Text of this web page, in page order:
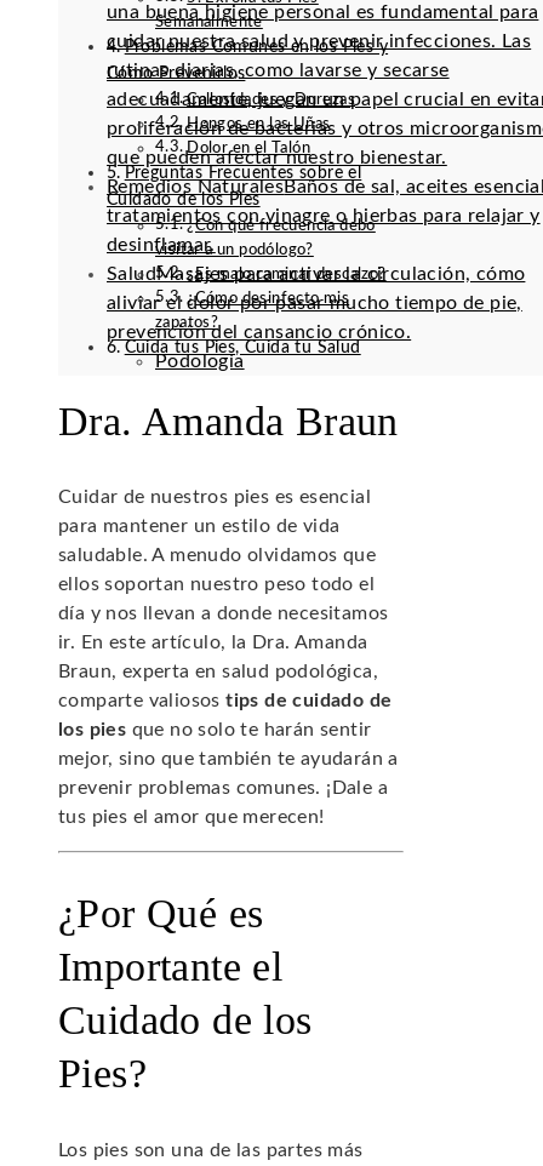
una buena higiene personal es fundamental para
cuidar nuestra salud y prevenir infecciones. Las
rutinas diarias, como lavarse y secarse
adecuadamente, juegan un papel crucial en
proliferación de bacterias y otros
que pueden afectar nuestro bienestar.
Remedios NaturalesBaños de sal, aceites
tratamientos con vinagre o hierbas para relajar y
desinflamar.
SaludMasajes para activar la circulación, cómo
aliviar el dolor por pasar mucho tiempo de pie,
prevención del cansancio crónico.
Podología
Semanalmente
Problemas Comunes en los Pies y
Cómo Prevenirlos
Callosidades y Durezas
Hongos en las Uñas
Dolor en el Talón
Preguntas Frecuentes sobre el
Cuidado de los Pies
¿Con qué frecuencia debo
visitar a un podólogo?
¿Es malo caminar descalzo?
¿Cómo desinfecto mis
zapatos?
Cuida tus Pies, Cuida tu Salud
Dra. Amanda Braun
Cuidar de nuestros pies es esencial
para mantener un estilo de vida
saludable. A menudo olvidamos que
ellos soportan nuestro peso todo el
día y nos llevan a donde necesitamos
ir. En este artículo, la Dra. Amanda
Braun, experta en salud podológica,
comparte valiosostips de cuidado de
los pies que no solo te harán sentir
mejor, sino que también te ayudarán a
prevenir problemas comunes. ¡Dale a
tus pies el amor que merecen!
¿Por Qué es
Importante el
Cuidado de los
Pies?
Los pies son una de las partes más